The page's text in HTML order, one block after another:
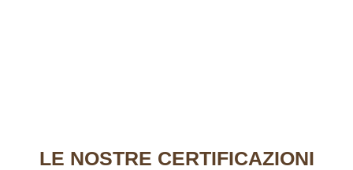
LE NOSTRE CERTIFICAZIONI